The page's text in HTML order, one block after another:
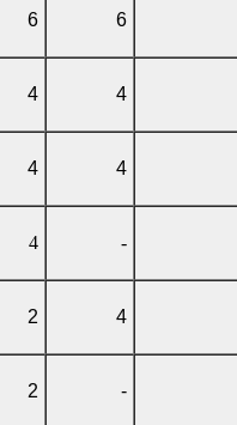
6
6
4
4
4
4
-
4
4
2
-
2